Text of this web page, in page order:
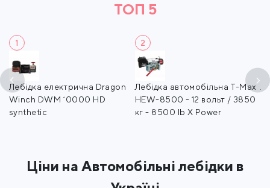
ТОП 5
1
Лебідка електрична Dragon
Winch DWM 10000 HD
synthetic
2
Лебідка автомобільна T-Max
HEW-8500 - 12 вольт / 3850
кг - 8500 lb X Power
Ціни на Автомобільні лебідки в